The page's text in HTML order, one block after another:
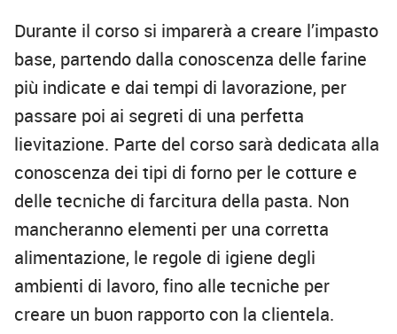
Durante il corso si imparerà a creare l’impasto
base, partendo dalla conoscenza delle farine
più indicate e dai tempi di lavorazione, per
passare poi ai segreti di una perfetta
lievitazione. Parte del corso sarà dedicata alla
conoscenza dei tipi di forno per le cotture e
delle tecniche di farcitura della pasta. Non
mancheranno elementi per una corretta
alimentazione, le regole di igiene degli
ambienti di lavoro, fino alle tecniche per
creare un buon rapporto con la clientela.